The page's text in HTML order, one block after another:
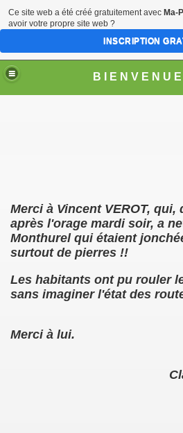
Merci à Vincent VEROT, qui,
après l'orage mardi soir, a
Monthurel qui étaient
surtout de pierres !!
Les habitants ont pu rouler
sans imaginer l'état des
Merci à lui.
Ce site web a été créé gratuitement avec Ma-
avoir votre propre site web ?
INSCRIPTION